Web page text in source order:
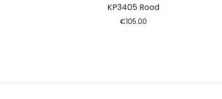
KP3405 Rood
€105.00